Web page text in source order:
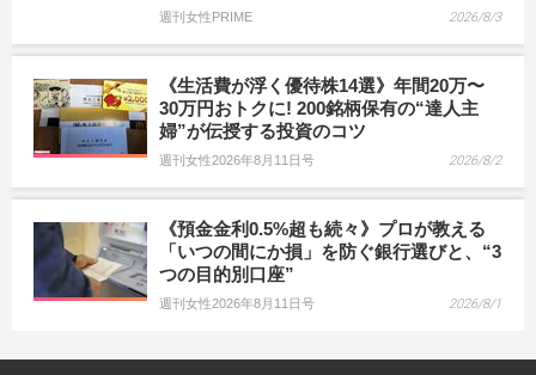
週刊女性PRIME 2026/8/3
《生活費が浮く優待株14選》年間20万〜
30万円おトクに! 200銘柄保有の“達人主
婦”が伝授する投資のコツ
週刊女性2026年8月11日号 2026/8/2
《預金金利0.5%超も続々》プロが教える
「いつの間にか損」を防ぐ銀行選びと、“3
つの目的別口座”
週刊女性2026年8月11日号 2026/8/1